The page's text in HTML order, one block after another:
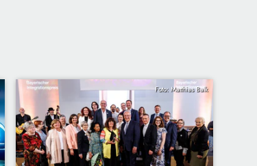
Foto: Matthias Balk